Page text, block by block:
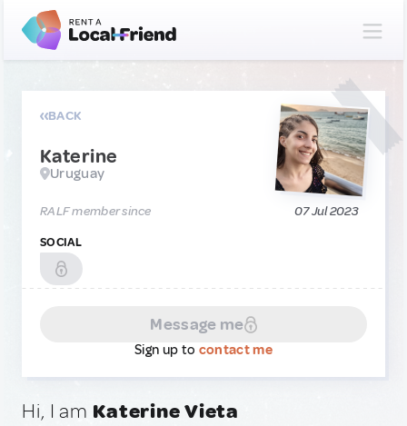
BACK
Katerine
Uruguay
RALF member since 07 Jul 2023
SOCIAL
Message me
Sign up to contact me
Hi, I am Katerine Vieta